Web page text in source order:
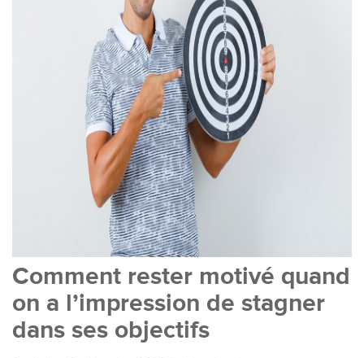
Comment rester motivé quand
on a l’impression de stagner
dans ses objectifs